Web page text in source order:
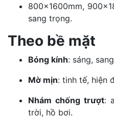
800x1600mm,
sang trọng.
Theo bề mặt
Bóng kính: sáng,
Mờ mịn: tinh tế, hiện
Nhám chống trượt:
trời, hồ bơi.